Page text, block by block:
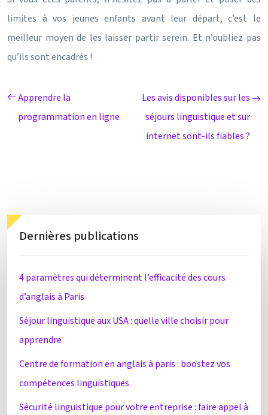
limites à vos jeunes enfants avant leur départ, c’est le
meilleur moyen de les laisser partir serein. Et n’oubliez pas
qu’ils sont encadrés !
Apprendre la
programmation en ligne
Les avis disponibles sur les
séjours linguistique et sur
internet sont-ils fiables ?
Dernières publications
4 paramètres qui déterminent l’efficacité des cours
d’anglais à Paris
Séjour linguistique aux USA : quelle ville choisir pour
apprendre
Centre de formation en anglais à paris : boostez vos
compétences linguistiques
Sécurité linguistique pour votre entreprise : faire appel à